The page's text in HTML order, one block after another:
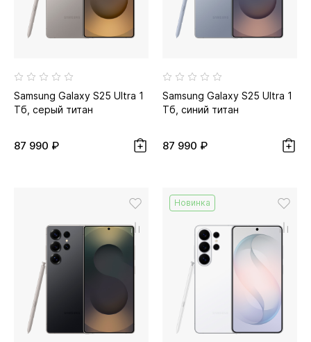
Samsung Galaxy S25 Ultra 1
Тб, серый титан
87 990 ₽
Samsung Galaxy S25 Ultra 1
Тб, синий титан
87 990 ₽
Новинка